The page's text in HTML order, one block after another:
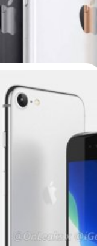
ลายนิ้วมือ ซึ่งจะได้รับ
Transit เพื่อให้ผู้ใช้
พร้อมด้วยเซนเซอร์
iPhone 9 หรือ
กช่อง Front Page
รุ่นประหยัดที่ตกเป็น
บุว่า Apple จะไม่ใช้
วที่ออกมาก่อนหน้านี้
รทำการตลาด ซึ่งเป็น
ล้ว ทั้งนี้ แหล่งข่าว